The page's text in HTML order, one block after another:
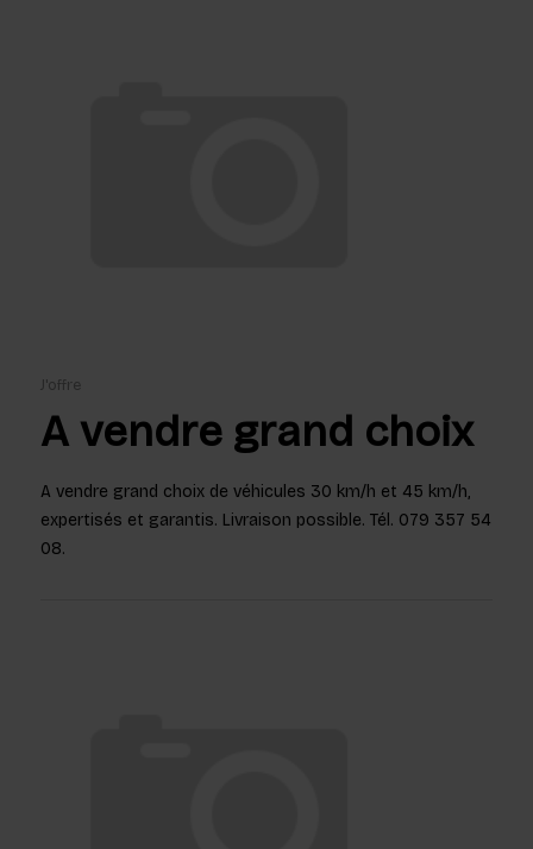
J'offre
A vendre grand choix
A vendre grand choix de véhicules 30 km/h et 45 km/h,
expertisés et garantis. Livraison possible. Tél. 079 357 54
08.